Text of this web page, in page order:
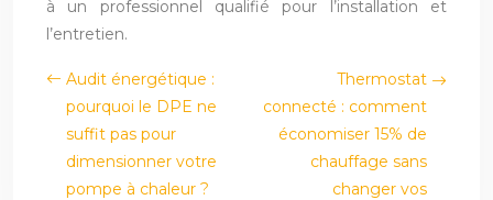
à un professionnel qualifié pour l’installation et
l’entretien.
Audit énergétique :
pourquoi le DPE ne
suffit pas pour
dimensionner votre
pompe à chaleur ?
Thermostat
connecté : comment
économiser 15% de
chauffage sans
changer vos